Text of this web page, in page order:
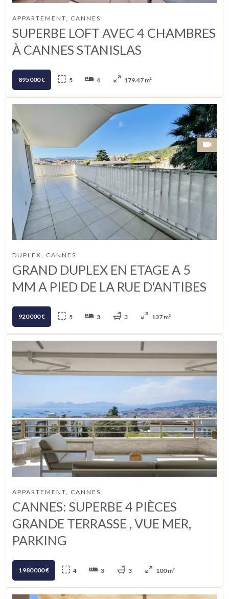
APPARTEMENT, CANNES
SUPERBE LOFT AVEC 4 CHAMBRES
À CANNES STANISLAS
895 000 € 5 4 179.47 m²
DUPLEX, CANNES
GRAND DUPLEX EN ETAGE A 5
MM A PIED DE LA RUE D'ANTIBES
920 000 € 5 3 3 137 m²
APPARTEMENT, CANNES
CANNES: SUPERBE 4 PIÈCES
GRANDE TERRASSE , VUE MER,
PARKING
1 980 000 € 4 3 3 100 m²